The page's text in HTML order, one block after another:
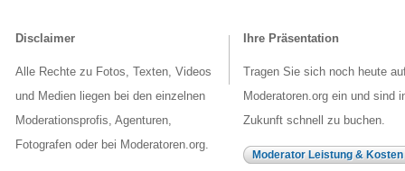
Disclaimer
Alle Rechte zu Fotos, Texten, Videos
und Medien liegen bei den einzelnen
Moderationsprofis, Agenturen,
Fotografen oder bei Moderatoren.org.
Ihre Präsentation
Tragen Sie sich noch heute
Moderatoren.org ein und sind
Zukunft schnell zu buchen.
Moderator Leistung & Kosten